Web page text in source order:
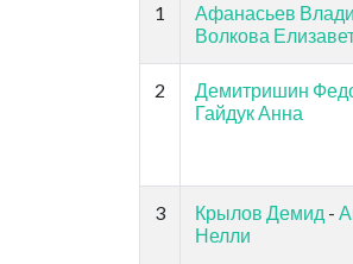
1 Афанасьев
Волкова
2 Демитришин
Гайдук Анна
3 Крылов Демид -
Нелли